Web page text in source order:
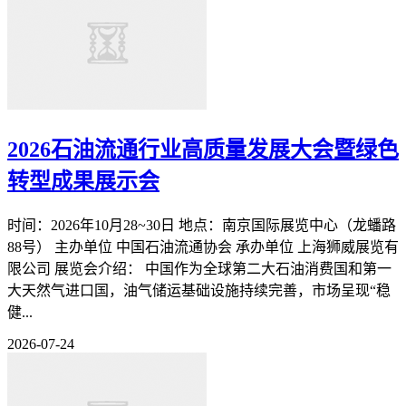
2026石油流通行业高质量发展大会暨绿色
转型成果展示会
时间：2026年10月28~30日 地点：南京国际展览中心（龙蟠路
88号） 主办单位 中国石油流通协会 承办单位 上海狮威展览有
限公司 展览会介绍： 中国作为全球第二大石油消费国和第一
大天然气进口国，油气储运基础设施持续完善，市场呈现“稳
健...
2026-07-24